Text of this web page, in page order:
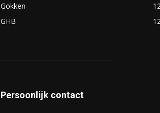
Gokken
GHB
Persoonlijk contact